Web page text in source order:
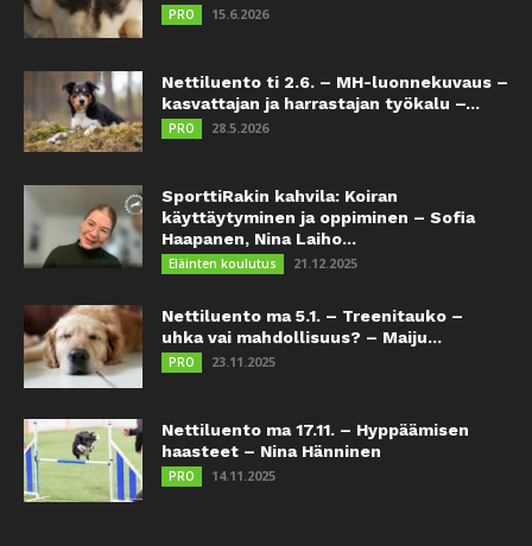
PRO 15.6.2026
Nettiluento ti 2.6. – MH-luonnekuvaus –
kasvattajan ja harrastajan työkalu –...
PRO 28.5.2026
SporttiRakin kahvila: Koiran
käyttäytyminen ja oppiminen – Sofia
Haapanen, Nina Laiho...
Eläinten koulutus 21.12.2025
Nettiluento ma 5.1. – Treenitauko –
uhka vai mahdollisuus? – Maiju...
PRO 23.11.2025
Nettiluento ma 17.11. – Hyppäämisen
haasteet – Nina Hänninen
PRO 14.11.2025